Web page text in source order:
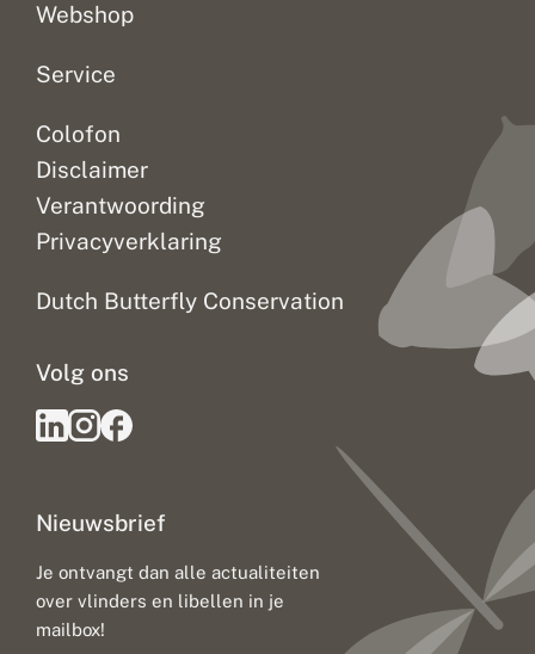
Webshop
Service
Colofon
Disclaimer
Verantwoording
Privacyverklaring
Dutch Butterfly Conservation
Nieuwsbrief
Je ontvangt dan alle actualiteiten
over vlinders en libellen in je
mailbox!
Volg ons